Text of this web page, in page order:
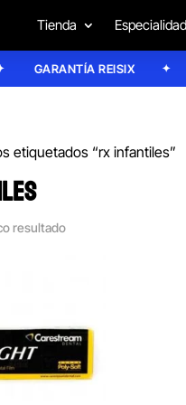
Tienda
GARANTÍA REISIX
etiquetados “rx infantiles”
resultado